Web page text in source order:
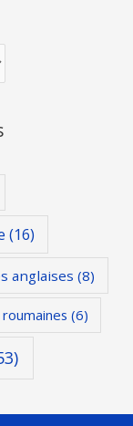
(16)
anglaises (8)
(6)